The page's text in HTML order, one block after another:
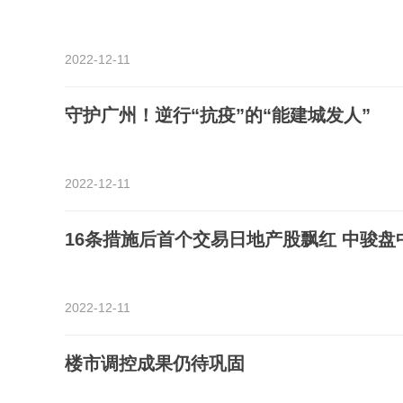
2022-12-11
守护广州！逆行“抗疫”的“能建城发人”
2022-12-11
16条措施后首个交易日地产股飘红 中骏盘
2022-12-11
楼市调控成果仍待巩固